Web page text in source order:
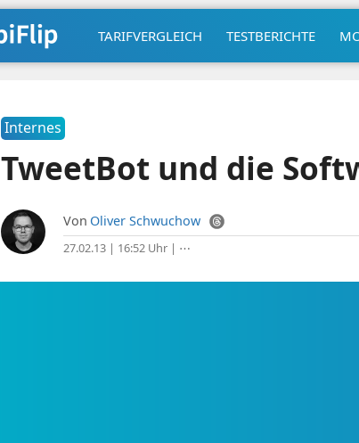
TARIFVERGLEICH TESTBERICHTE
Internes
TweetBot und die
Von Oliver Schwuchow
27.02.13 | 16:52 Uhr| ⋯